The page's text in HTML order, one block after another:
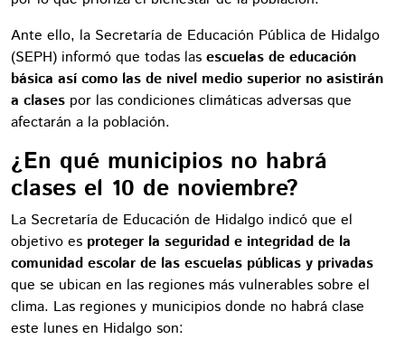
Ante ello, la Secretaría de Educación Pública de Hidalgo
(SEPH) informó que todas las escuelas de educación
básica así como las de nivel medio superior no asistirán
a clases por las condiciones climáticas adversas que
afectarán a la población.
¿En qué municipios no habrá
clases el 10 de noviembre?
La Secretaría de Educación de Hidalgo indicó que el
objetivo es proteger la seguridad e integridad de la
comunidad escolar de las escuelas públicas y privadas
que se ubican en las regiones más vulnerables sobre el
clima. Las regiones y municipios donde no habrá clase
este lunes en Hidalgo son: